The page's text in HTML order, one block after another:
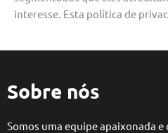
interesse. Esta política de
Sobre nós
Somos uma equipe apaixonada